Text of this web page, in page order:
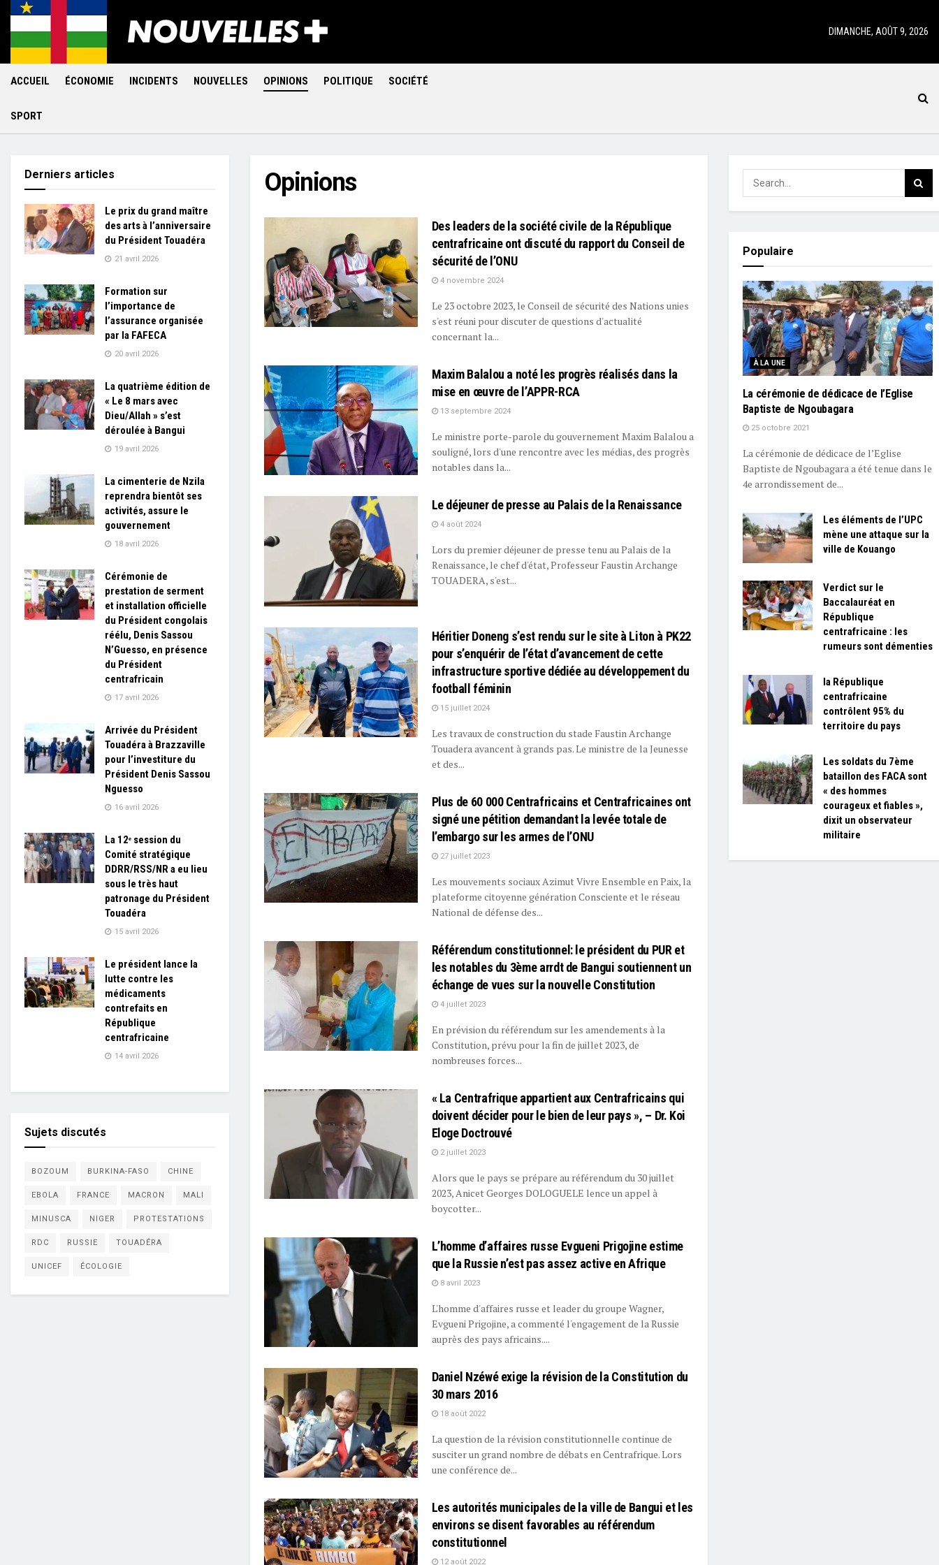
DIMANCHE, AOÛT 9, 2026
ACCUEIL ÉCONOMIE INCIDENTS NOUVELLES OPINIONS POLITIQUE SOCIÉTÉ
SPORT
Opinions
Des leaders de la société civile de la République
centrafricaine ont discuté du rapport du Conseil de
sécurité de l’ONU
4 novembre 2024
Le 23 octobre 2023, le Conseil de sécurité des Nations unies
s'est réuni pour discuter de questions d'actualité
concernant la...
Maxim Balalou a noté les progrès réalisés dans la
mise en œuvre de l’APPR-RCA
13 septembre 2024
Le ministre porte-parole du gouvernement Maxim Balalou a
souligné, lors d'une rencontre avec les médias, des progrès
notables dans la...
Le déjeuner de presse au Palais de la Renaissance
4 août 2024
Lors du premier déjeuner de presse tenu au Palais de la
Renaissance, le chef d'état, Professeur Faustin Archange
TOUADERA, s'est...
Héritier Doneng s’est rendu sur le site à Liton à PK22
pour s’enquérir de l’état d’avancement de cette
infrastructure sportive dédiée au développement du
football féminin
15 juillet 2024
Les travaux de construction du stade Faustin Archange
Touadera avancent à grands pas. Le ministre de la Jeunesse
et des...
Plus de 60 000 Centrafricains et Centrafricaines ont
signé une pétition demandant la levée totale de
l’embargo sur les armes de l’ONU
27 juillet 2023
Les mouvements sociaux Azimut Vivre Ensemble en Paix, la
plateforme citoyenne génération Consciente et le réseau
National de défense des...
Référendum constitutionnel: le président du PUR et
les notables du 3ème arrdt de Bangui soutiennent un
échange de vues sur la nouvelle Constitution
4 juillet 2023
En prévision du référendum sur les amendements à la
Constitution, prévu pour la fin de juillet 2023, de
nombreuses forces...
« La Centrafrique appartient aux Centrafricains qui
doivent décider pour le bien de leur pays », – Dr. Koi
Eloge Doctrouvé
2 juillet 2023
Alors que le pays se prépare au référendum du 30 juillet
2023, Anicet Georges DOLOGUELE lence un appel à
boycotter...
L’homme d’affaires russe Evgueni Prigojine estime
que la Russie n’est pas assez active en Afrique
8 avril 2023
L'homme d'affaires russe et leader du groupe Wagner,
Evgueni Prigojine, a commenté l'engagement de la Russie
auprès des pays africains....
Daniel Nzéwé exige la révision de la Constitution du
30 mars 2016
18 août 2022
La question de la révision constitutionnelle continue de
susciter un grand nombre de débats en Centrafrique. Lors
une conférence de...
Les autorités municipales de la ville de Bangui et les
environs se disent favorables au référendum
constitutionnel
12 août 2022
Derniers articles
Le prix du grand maître
des arts à l’anniversaire
du Président Touadéra
21 avril 2026
Formation sur
l’importance de
l’assurance organisée
par la FAFECA
20 avril 2026
La quatrième édition de
« Le 8 mars avec
Dieu/Allah » s’est
déroulée à Bangui
19 avril 2026
La cimenterie de Nzila
reprendra bientôt ses
activités, assure le
gouvernement
18 avril 2026
Cérémonie de
prestation de serment
et installation officielle
du Président congolais
réélu, Denis Sassou
N’Guesso, en présence
du Président
centrafricain
17 avril 2026
Arrivée du Président
Touadéra à Brazzaville
pour l’investiture du
Président Denis Sassou
Nguesso
16 avril 2026
La 12ᵉ session du
Comité stratégique
DDRR/RSS/NR a eu lieu
sous le très haut
patronage du Président
Touadéra
15 avril 2026
Le président lance la
lutte contre les
médicaments
contrefaits en
République
centrafricaine
14 avril 2026
Sujets discutés
BOZOUM BURKINA-FASO CHINE
EBOLA FRANCE MACRON MALI
MINUSCA NIGER PROTESTATIONS
RDC RUSSIE TOUADÉRA
UNICEF ÉCOLOGIE
Populaire
À LA UNE
La cérémonie de dédicace de l’Eglise
Baptiste de Ngoubagara
25 octobre 2021
La cérémonie de dédicace de l’Eglise
Baptiste de Ngoubagara a été tenue dans le
4e arrondissement de...
Les éléments de l’UPC
mène une attaque sur la
ville de Kouango
Verdict sur le
Baccalauréat en
République
centrafricaine : les
rumeurs sont démenties
la République
centrafricaine
contrôlent 95% du
territoire du pays
Les soldats du 7ème
bataillon des FACA sont
« des hommes
courageux et fiables »,
dixit un observateur
militaire